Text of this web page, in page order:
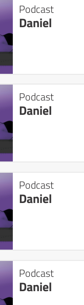
Podcast
Daniel
Podcast
Daniel
Podcast
Daniel
Podcast
Daniel